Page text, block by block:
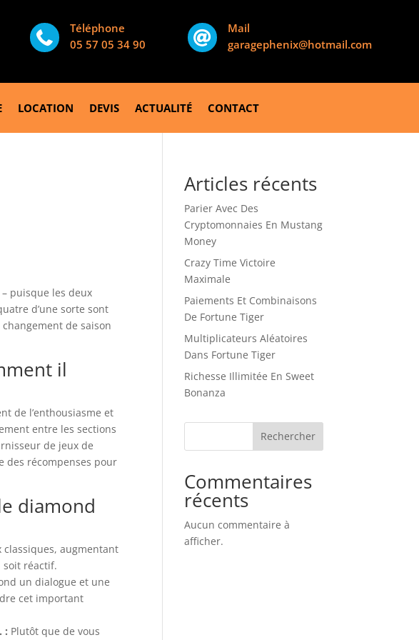

Téléphone
05 57 05 34 90

Mail
garagephenix@hotmail.com
LOCATION DEVIS ACTUALITÉ CONTACT
puisque les deux
d’une sorte sont
de saison
il
de l’enthousiasme et
entre les sections
de jeux de
des récompenses pour
diamond
classiques, augmentant
soit réactif.
un dialogue et une
cet important
: Plutôt que de vous
Articles récents
Parier Avec Des
Cryptomonnaies En Mustang
Money
Crazy Time Victoire
Maximale
Paiements Et Combinaisons
De Fortune Tiger
Multiplicateurs Aléatoires
Dans Fortune Tiger
Richesse Illimitée En Sweet
Bonanza
Rechercher
Commentaires
récents
Aucun commentaire à
afficher.